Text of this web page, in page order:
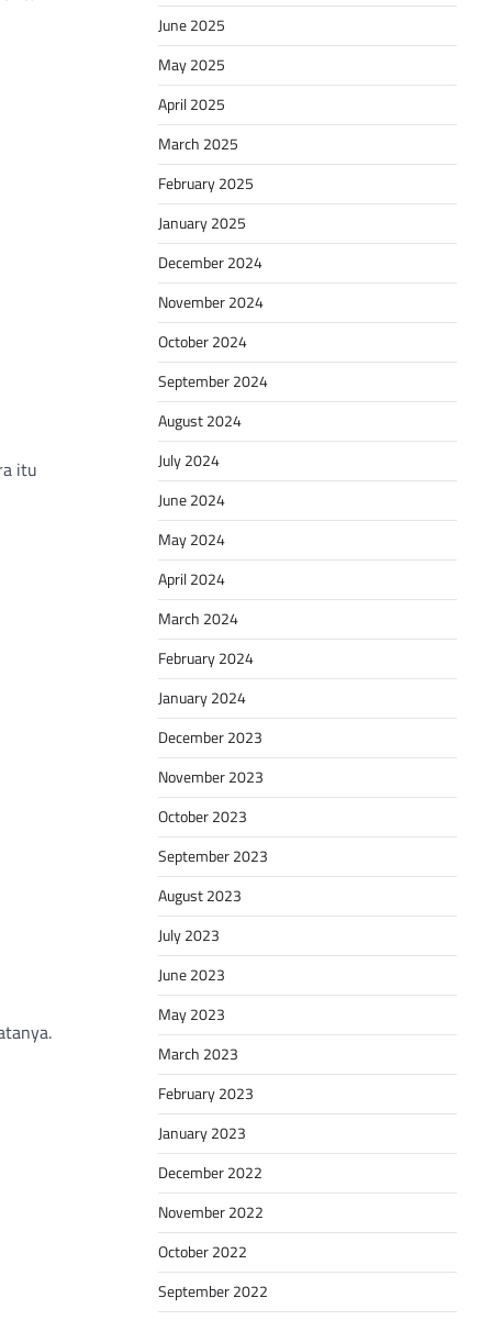
itu
June 2025
May 2025
April 2025
March 2025
February 2025
January 2025
December 2024
November 2024
October 2024
September 2024
August 2024
July 2024
June 2024
May 2024
April 2024
March 2024
February 2024
January 2024
December 2023
November 2023
October 2023
September 2023
August 2023
July 2023
June 2023
May 2023
March 2023
February 2023
January 2023
December 2022
November 2022
October 2022
September 2022